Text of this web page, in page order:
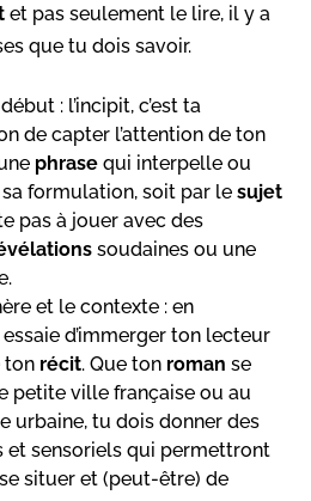
et pas seulement le lire, il y a
que tu dois savoir.
: l’incipit, c’est ta
de capter l’attention de ton
phrase qui interpelle ou
formulation, soit par le sujet
pas à jouer avec des
soudaines ou une
et le contexte : en
d’immerger ton lecteur
ton récit. Que ton roman se
petite ville française ou au
urbaine, tu dois donner des
et sensoriels qui permettront
situer et (peut-être) de